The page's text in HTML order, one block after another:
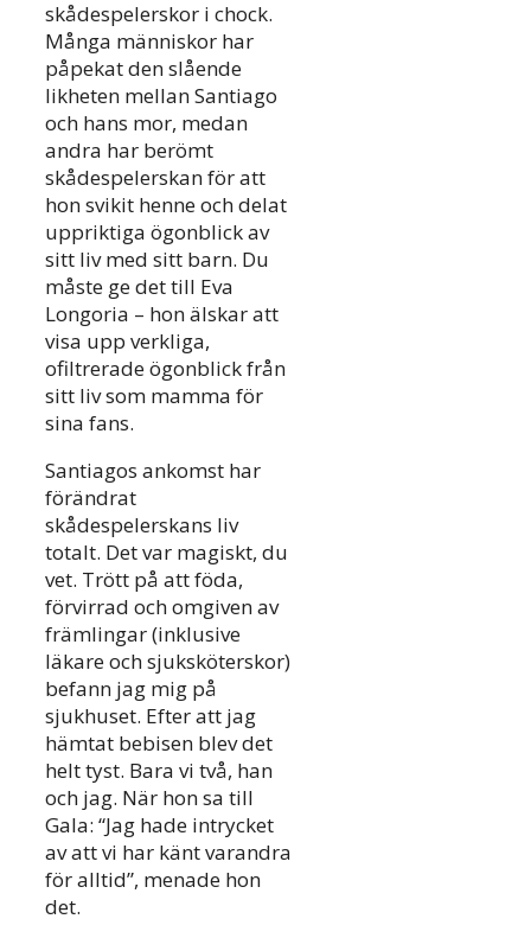
skådespelerskor i chock.
Många människor har
påpekat den slående
likheten mellan Santiago
och hans mor, medan
andra har berömt
skådespelerskan för att
hon svikit henne och delat
uppriktiga ögonblick av
sitt liv med sitt barn. Du
måste ge det till Eva
Longoria – hon älskar att
visa upp verkliga,
ofiltrerade ögonblick från
sitt liv som mamma för
sina fans.
Santiagos ankomst har
förändrat
skådespelerskans liv
totalt. Det var magiskt, du
vet. Trött på att föda,
förvirrad och omgiven av
främlingar (inklusive
läkare och sjuksköterskor)
befann jag mig på
sjukhuset. Efter att jag
hämtat bebisen blev det
helt tyst. Bara vi två, han
och jag. När hon sa till
Gala: “Jag hade intrycket
av att vi har känt varandra
för alltid”, menade hon
det.